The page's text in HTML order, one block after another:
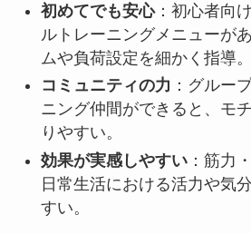
初めてでも安心：初心者向
ルトレーニングメニューが
ムや負荷設定を細かく指導。
コミュニティの力 ：グルー
ニング仲間ができると、モ
りやすい。
効果が実感しやすい：筋力
日常生活における活力や気
すい。